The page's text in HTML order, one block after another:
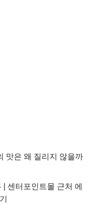
맛은 왜 질리지 않을까
센터포인트몰 근처 에